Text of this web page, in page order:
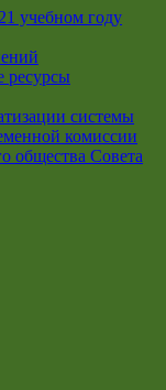
учебном году
ресурсы
системы
комиссии
общества Совета